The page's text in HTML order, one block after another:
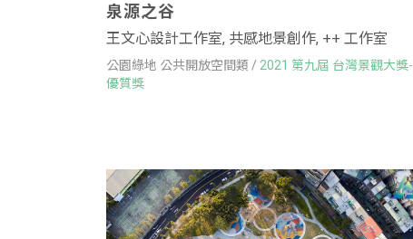
泉源之谷
王文心設計工作室, 共感地景創作, ++ 工作室
公園綠地 公共開放空間類 / 2021 第九屆 台灣景觀大獎-
優質獎